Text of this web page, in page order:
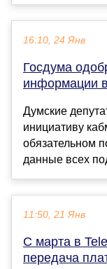
16:10, 24 Янв
Госдума
информации
Думские
инициативу
обязательном
данные всех
11:50, 21 Янв
С марта в
передача